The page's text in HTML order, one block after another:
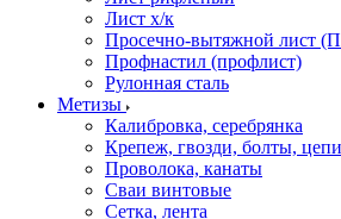
Лист х/к
Просечно-вытяжной лист
Профнастил (профлист)
Рулонная сталь
Метизы
Калибровка, серебрянка
Крепеж, гвозди, болты, цепи
Проволока, канаты
Сваи винтовые
Сетка, лента